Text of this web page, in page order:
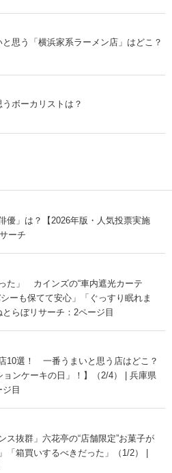
思う「横浜家系ラーメン店」はどこ？
ボーカリストは？
優」は？【2026年版・人気投票実施
ーチ
た」 カインズの“車内遮光カーテ
ーも保てて安心」「ぐっすり眠れま
らぼリサーチ：2ページ目
10選！ 一番うまいと思う店はどこ？
ョンケーキの日」！】（2/4） | 兵庫県
目
ス抜群」六花亭の“店舗限定”お菓子が
箱買いするべきだった」（1/2） |